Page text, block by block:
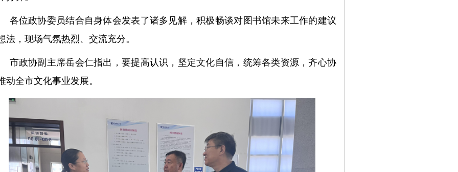
各位政协委员结合自身体会发表了诸多见解，积极畅谈对图书馆未来工作的建议
法，现场气氛热烈、交流充分。
市政协副主席岳会仁指出，要提高认识，坚定文化自信，统筹各类资源，齐心协
动全市文化事业发展。